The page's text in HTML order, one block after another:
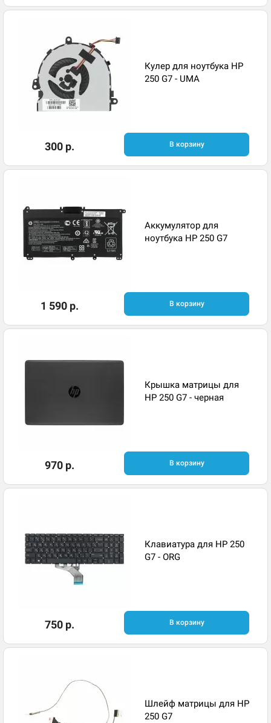
Кулер для ноутбука HP
250 G7 - UMA
300 р. В корзину
Аккумулятор для
ноутбука HP 250 G7
1 590 р. В корзину
Крышка матрицы для
HP 250 G7 - черная
970 р. В корзину
Клавиатура для HP 250
G7 - ORG
750 р. В корзину
Шлейф матрицы для HP
250 G7